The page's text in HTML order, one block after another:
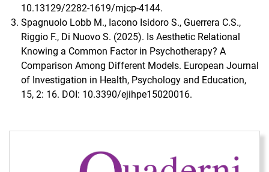
10.13129/2282-1619/mjcp-4144.
Spagnuolo Lobb M., Iacono Isidoro S., Guerrera C.S.,
Riggio F., Di Nuovo S. (2025). Is Aesthetic Relational
Knowing a Common Factor in Psychotherapy? A
Comparison Among Different Models. European Journal
of Investigation in Health, Psychology and Education,
15, 2: 16. DOI: 10.3390/ejihpe15020016.
Immagine di copertina